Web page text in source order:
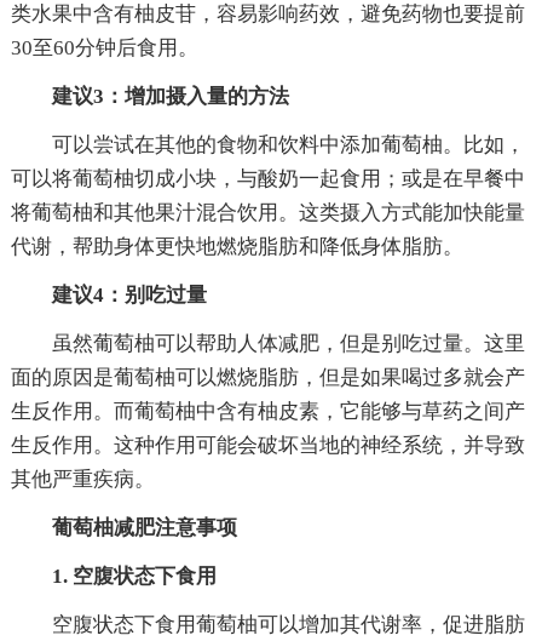
类水果中含有柚皮苷，容易影响药效，避免药物也要提前
30至60分钟后食用。
建议3：增加摄入量的方法
可以尝试在其他的食物和饮料中添加葡萄柚。比如，
可以将葡萄柚切成小块，与酸奶一起食用；或是在早餐中
将葡萄柚和其他果汁混合饮用。这类摄入方式能加快能量
代谢，帮助身体更快地燃烧脂肪和降低身体脂肪。
建议4：别吃过量
虽然葡萄柚可以帮助人体减肥，但是别吃过量。这里
面的原因是葡萄柚可以燃烧脂肪，但是如果喝过多就会产
生反作用。而葡萄柚中含有柚皮素，它能够与草药之间产
生反作用。这种作用可能会破坏当地的神经系统，并导致
其他严重疾病。
葡萄柚减肥注意事项
1. 空腹状态下食用
空腹状态下食用葡萄柚可以增加其代谢率，促进脂肪